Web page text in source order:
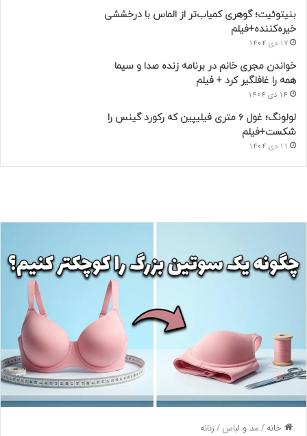
بنیتوئیت؛ گوهری کمیاب‌تر از الماس با درخششی
خیره‌کننده+فیلم
17 دی 1404
خواندن مجری خانم در برنامه زنده صدا و سیما
همه را غافلگیر کرد + فیلم
14 دی 1404
لولونگ؛ غول ۶ متری فیلیپین که رکورد گینس را
شکست+فیلم
11 دی 1404